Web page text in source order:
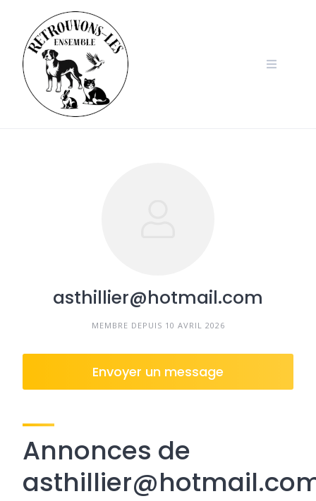
content
asthillier@hotmail.com
MEMBRE DEPUIS 10 AVRIL 2026
Envoyer un message
Annonces de